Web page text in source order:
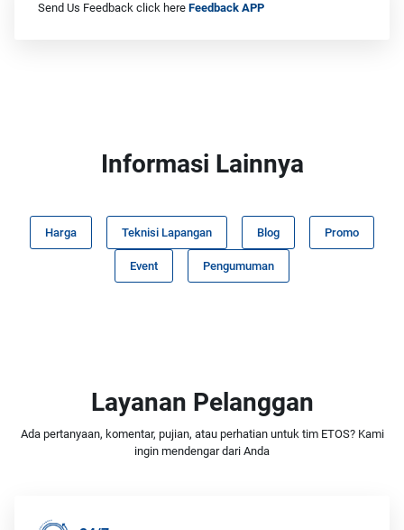
Send Us Feedback click here Feedback APP
Informasi Lainnya
Harga Teknisi Lapangan Blog Promo
Event Pengumuman
Layanan Pelanggan
Ada pertanyaan, komentar, pujian, atau perhatian untuk tim ETOS? Kami
ingin mendengar dari Anda